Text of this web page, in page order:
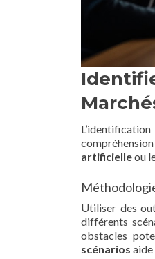
L’identification
artificielleou
Utiliser des
différents
obstacles
scénarios